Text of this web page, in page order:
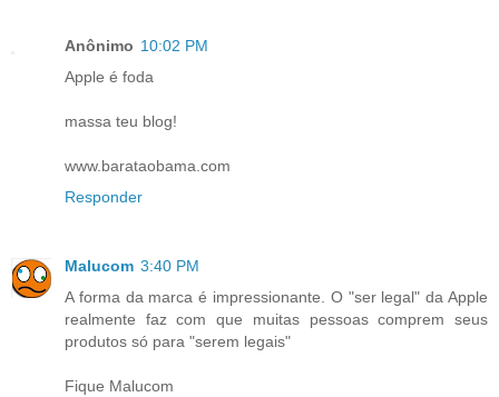
Anônimo 10:02 PM
Apple é foda
massa teu blog!
www.barataobama.com
Responder
Malucom 3:40 PM
A forma da marca é impressionante. O "ser legal" da Apple
realmente faz com que muitas pessoas comprem seus
produtos só para "serem legais"
Fique Malucom